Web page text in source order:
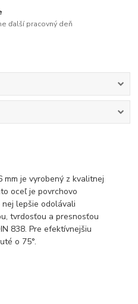
ďalší pracovný deň
mm je vyrobený z kvalitnej
oceľ je povrchovo
lepšie odolávali
tvrdosťou a presnosťou
838. Pre efektívnejšiu
o 75°.